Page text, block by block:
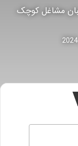
مشاغل کوچک